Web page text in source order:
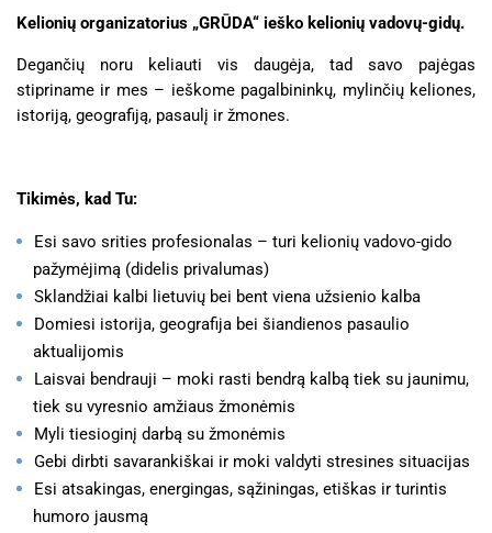
Kelionių organizatorius „GRŪDA“ ieško kelionių vadovų-gidų.
Degančių noru keliauti vis daugėja, tad savo pajėgas
stipriname ir mes – ieškome pagalbininkų, mylinčių keliones,
istoriją, geografiją, pasaulį ir žmones.
Tikimės, kad Tu:
Esi savo srities profesionalas – turi kelionių vadovo-gido
pažymėjimą (didelis privalumas)
Sklandžiai kalbi lietuvių bei bent viena užsienio kalba
Domiesi istorija, geografija bei šiandienos pasaulio
aktualijomis
Laisvai bendrauji – moki rasti bendrą kalbą tiek su jaunimu,
tiek su vyresnio amžiaus žmonėmis
Myli tiesioginį darbą su žmonėmis
Gebi dirbti savarankiškai ir moki valdyti stresines situacijas
Esi atsakingas, energingas, sąžiningas, etiškas ir turintis
humoro jausmą